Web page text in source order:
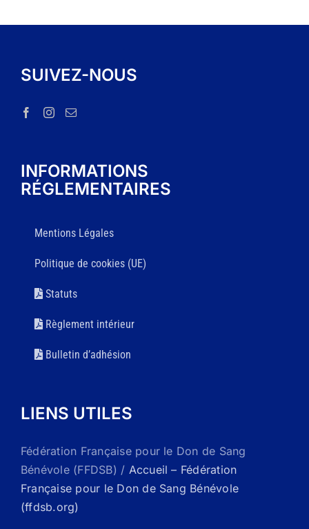
SUIVEZ-NOUS
INFORMATIONS
RÉGLEMENTAIRES
Mentions Légales
Politique de cookies (UE)
Statuts
Règlement intérieur
Bulletin d’adhésion
LIENS UTILES
Fédération Française pour le Don de Sang
Bénévole (FFDSB) / Accueil – Fédération
Française pour le Don de Sang Bénévole
(ffdsb.org)